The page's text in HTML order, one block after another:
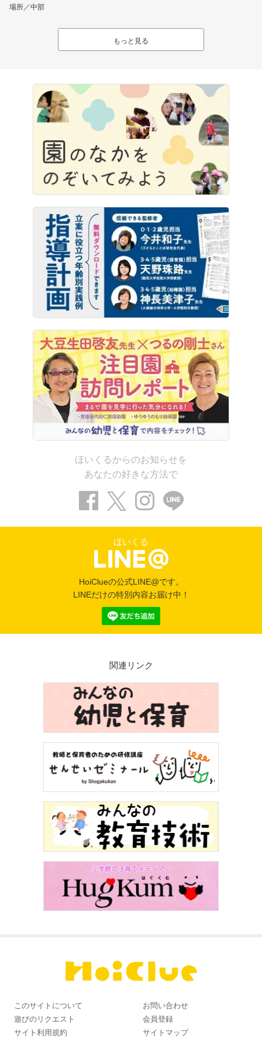
場所／中部
もっと見る
ほいくるからのお知らせを
あなたの好きな方法で
ほいくる
HoiClueの公式LINE@です。
LINEだけの特別内容お届け中！
関連リンク
このサイトについて
お問い合わせ
遊びのリクエスト
会員登録
サイト利用規約
サイトマップ